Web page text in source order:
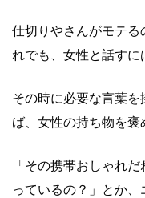
仕切りやさんがモテ
れでも、女性と話すに
その時に必要な言葉を
ば、女性の持ち物を褒
「その携帯おしゃれ
っているの？」とか